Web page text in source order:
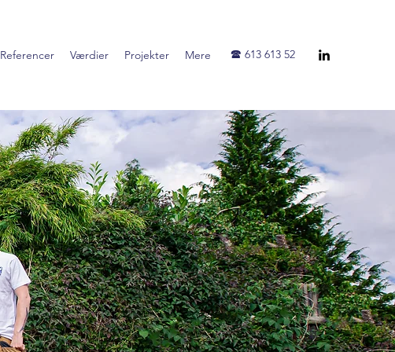
Referencer Værdier Projekter Mere 🕿 613 613 52